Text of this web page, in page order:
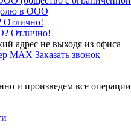
в ООО
Отлично!
адрес не выходя из офиса
MAX Заказать звонок
и произведем все